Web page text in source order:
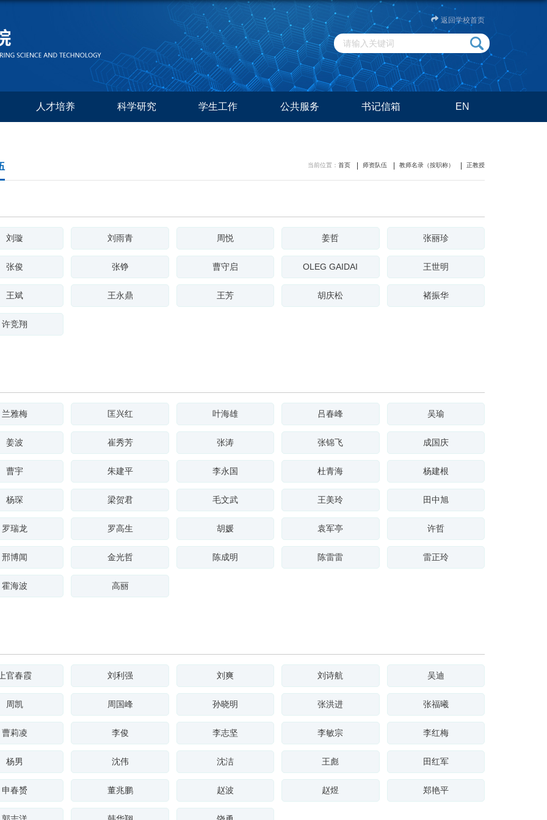
返回学校首页
人才培养 科学研究 学生工作 公共服务 书记信箱 EN
当前位置： 首页 师资队伍 教师名录（按职称） 正教授
刘璇 刘雨青 周悦 姜哲 张丽珍
张俊 张铮 曹守启 OLEG GAIDAI 王世明
王斌 王永鼎 王芳 胡庆松 褚振华
许竞翔
兰雅梅 匡兴红 叶海雄 吕春峰 吴瑜
姜波 崔秀芳 张涛 张锦飞 成国庆
曹宇 朱建平 李永国 杜青海 杨建根
杨琛 梁贺君 毛文武 王美玲 田中旭
罗瑞龙 罗高生 胡媛 袁军亭 许哲
邢博闻 金光哲 陈成明 陈雷雷 雷正玲
霍海波 高丽
官春霞 刘利强 刘爽 刘诗航 吴迪
周凯 周国峰 孙晓明 张洪进 张福曦
曹莉凌 李俊 李志坚 李敏宗 李红梅
杨男 沈伟 沈洁 王彪 田红军
申春赟 董兆鹏 赵波 赵煜 郑艳平